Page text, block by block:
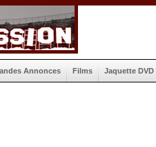
Annonces Films Jaquette DVD